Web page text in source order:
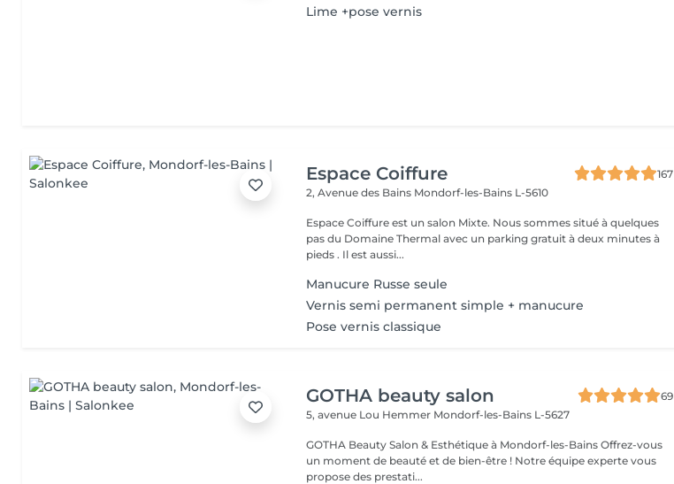
Lime +pose vernis
Espace Coiffure
167
2, Avenue des Bains Mondorf-les-Bains L-5610
Espace Coiffure est un salon Mixte. Nous sommes situé à quelques
pas du Domaine Thermal avec un parking gratuit à deux minutes à
pieds . Il est aussi...
Manucure Russe seule
Vernis semi permanent simple + manucure
Pose vernis classique
GOTHA beauty salon
69
5, avenue Lou Hemmer Mondorf-les-Bains L-5627
GOTHA Beauty Salon & Esthétique à Mondorf-les-Bains Offrez-vous
un moment de beauté et de bien-être ! Notre équipe experte vous
propose des prestati...